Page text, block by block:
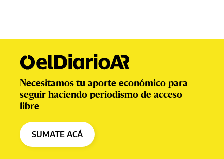
Necesitamos tu aporte económico para
seguir haciendo periodismo de acceso
libre
SUMATE ACÁ